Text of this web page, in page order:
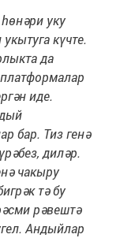
уку
күчте.
да
иде.
бар. Тиз генә
диләр.
чакыру
тә бу
рәвештә
Андыйлар